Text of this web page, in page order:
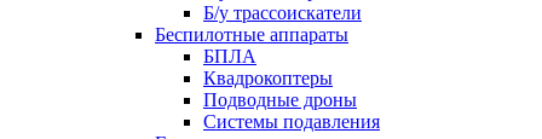
Б/у трассоискатели
Беспилотные аппараты
БПЛА
Квадрокоптеры
Подводные дроны
Системы подавления